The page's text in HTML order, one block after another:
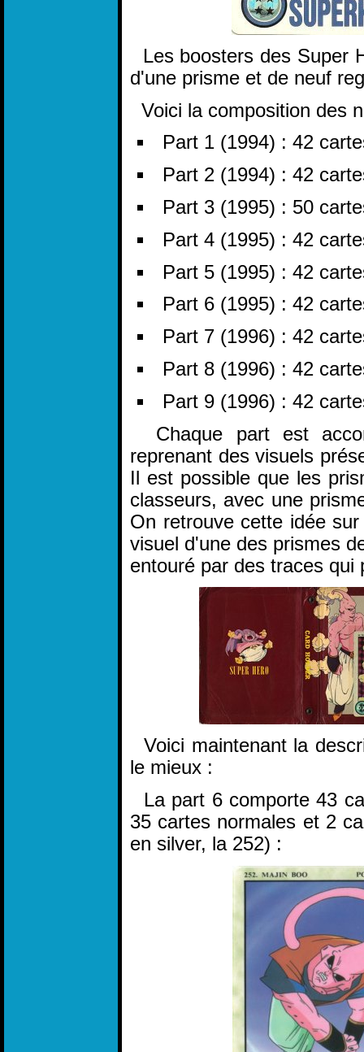
Les boosters des Super
d'une prisme et de neuf
Voici la composition des
Part 1 (1994) : 42
Part 2 (1994) : 42
Part 3 (1995) : 50
Part 4 (1995) : 42
Part 5 (1995) : 42
Part 6 (1995) : 42
Part 7 (1996) : 42
Part 8 (1996) : 42
Part 9 (1996) : 42
Chaque part est
reprenant des visuels
Il est possible que les
classeurs, avec une
On retrouve cette idée
visuel d'une des prismes
entouré par des traces
Voici maintenant la
le mieux :
La part 6 comporte 43
35 cartes normales et 2
en silver, la 252) :